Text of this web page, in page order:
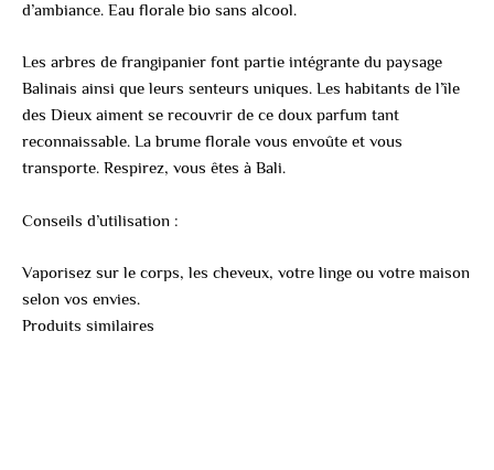
d’ambiance. Eau florale bio sans alcool.
Les arbres de frangipanier font partie intégrante du paysage
Balinais ainsi que leurs senteurs uniques. Les habitants de l’île
des Dieux aiment se recouvrir de ce doux parfum tant
reconnaissable. La brume florale vous envoûte et vous
transporte. Respirez, vous êtes à Bali.
Conseils d’utilisation :
Vaporisez sur le corps, les cheveux, votre linge ou votre maison
selon vos envies.
Produits similaires